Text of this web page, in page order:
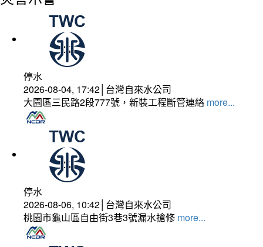
停水
2026-08-04, 17:42│台灣自來水公司
大園區三民路2段777號，新裝工程斷管連絡 more...
停水
2026-08-06, 10:42│台灣自來水公司
桃園市龜山區自由街3巷3號漏水搶修 more...